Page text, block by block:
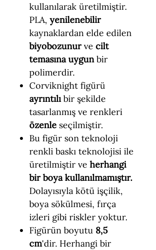
kullanılarak üretilmiştir.
PLA, yenilenebilir
kaynaklardan elde edilen
biyobozunurve cilt
temasına uygunbir
polimerdir.
Corviknight figürü
ayrıntılıbir şekilde
tasarlanmış ve renkleri
özenle seçilmiştir.
Bu figür son teknoloji
renkli baskı teknolojisi ile
üretilmiştir ve herhangi
bir boya kullanılmamıştır.
Dolayısıyla kötü işçilik,
boya sökülmesi, fırça
izleri gibi riskler yoktur.
Figürün boyutu 8,5
cm'dir. Herhangi bir